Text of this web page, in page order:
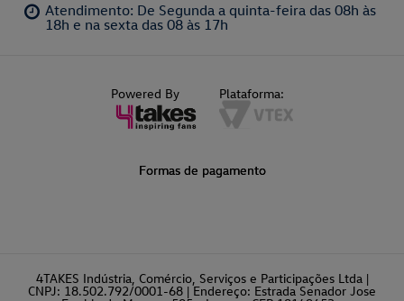
Atendimento: De Segunda a quinta-feira das 08h às
18h e na sexta das 08 às 17h
Powered By Plataforma:
Formas de pagamento
4TAKES Indústria, Comércio, Serviços e Participações Ltda |
CNPJ: 18.502.792/0001-68 | Endereço: Estrada Senador Jose